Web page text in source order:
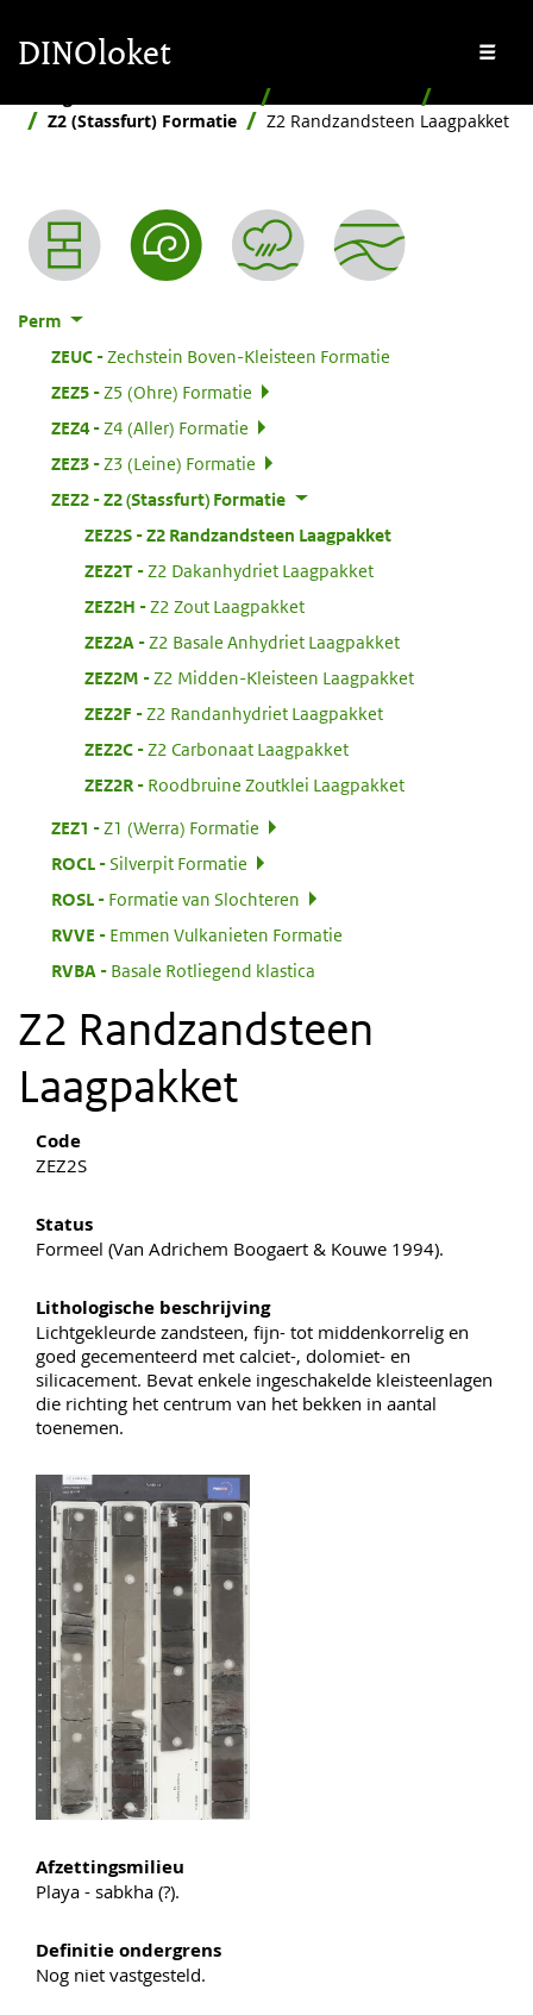
DINOloket
Z2 (Stassfurt) Formatie
Z2 Randzandsteen Laagpakket
Nomenclator menu
Perm
ZEUC:
Zechstein Boven-Kleisteen Formatie
ZEZ5:
Z5 (Ohre) Formatie
ZEZ4:
Z4 (Aller) Formatie
ZEZ3:
Z3 (Leine) Formatie
ZEZ2:
Z2 (Stassfurt) Formatie
ZEZ2S:
Z2 Randzandsteen Laagpakket
ZEZ2T:
Z2 Dakanhydriet Laagpakket
ZEZ2H
Z2 Zout Laagpakket
ZEZ2A
Z2 Basale Anhydriet Laagpakket
ZEZ2M
Z2 Midden-Kleisteen Laagpakket
ZEZ2F
Z2 Randanhydriet Laagpakket
ZEZ2C:
Z2 Carbonaat Laagpakket
ZEZ2R:
Roodbruine Zoutklei Laagpakket
ZEZ1
Z1 (Werra) Formatie
ROCL
Silverpit Formatie
ROSL
Formatie van Slochteren
RVVE
Emmen Vulkanieten Formatie
RVBA
Basale Rotliegend klastica
Z2 Randzandsteen
Laagpakket
Code
ZEZ2S
Status
Formeel (Van Adrichem Boogaert & Kouwe 1994).
Lithologische beschrijving
Lichtgekleurde zandsteen, fijn- tot middenkorrelig en
goed gecementeerd met calciet-, dolomiet- en
silicacement. Bevat enkele ingeschakelde kleisteenlagen
die richting het centrum van het bekken in aantal
toenemen.
Afzettingsmilieu
Playa - sabkha (?).
Definitie ondergrens
Nog niet vastgesteld.